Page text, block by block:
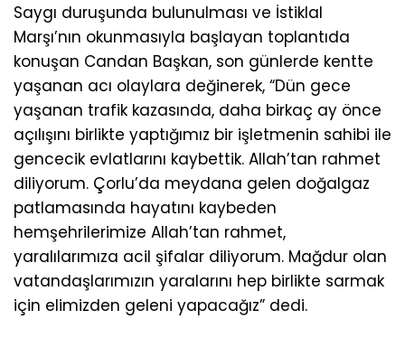
Saygı duruşunda bulunulması ve İstiklal
Marşı’nın okunmasıyla başlayan toplantıda
konuşan Candan Başkan, son günlerde kentte
yaşanan acı olaylara değinerek, “Dün gece
yaşanan trafik kazasında, daha birkaç ay önce
açılışını birlikte yaptığımız bir işletmenin sahibi ile
gencecik evlatlarını kaybettik. Allah’tan rahmet
diliyorum. Çorlu’da meydana gelen doğalgaz
patlamasında hayatını kaybeden
hemşehrilerimize Allah’tan rahmet,
yaralılarımıza acil şifalar diliyorum. Mağdur olan
vatandaşlarımızın yaralarını hep birlikte sarmak
için elimizden geleni yapacağız” dedi.